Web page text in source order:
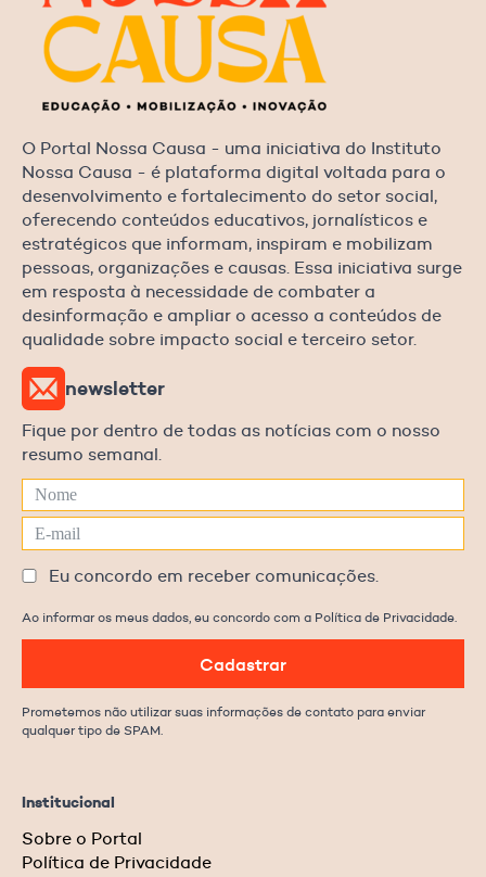
O Portal Nossa Causa - uma iniciativa do Instituto
Nossa Causa - é plataforma digital voltada para o
desenvolvimento e fortalecimento do setor social,
oferecendo conteúdos educativos, jornalísticos e
estratégicos que informam, inspiram e mobilizam
pessoas, organizações e causas. Essa iniciativa surge
em resposta à necessidade de combater a
desinformação e ampliar o acesso a conteúdos de
qualidade sobre impacto social e terceiro setor.
Institucional
Sobre o Portal
Política de Privacidade
newsletter
Fique por dentro de todas as notícias com o nosso
resumo semanal.
Eu concordo em receber comunicações.
Ao informar os meus dados, eu concordo com a Política de Privacidade.
Cadastrar
Prometemos não utilizar suas informações de contato para enviar
qualquer tipo de SPAM.